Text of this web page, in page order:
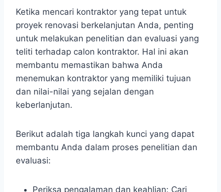
Ketika mencari kontraktor yang tepat untuk
proyek renovasi berkelanjutan Anda, penting
untuk melakukan penelitian dan evaluasi yang
teliti terhadap calon kontraktor. Hal ini akan
membantu memastikan bahwa Anda
menemukan kontraktor yang memiliki tujuan
dan nilai-nilai yang sejalan dengan
keberlanjutan.
Berikut adalah tiga langkah kunci yang dapat
membantu Anda dalam proses penelitian dan
evaluasi:
Periksa pengalaman dan keahlian: Cari